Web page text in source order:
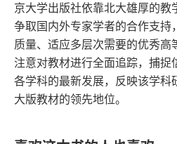
一 由二五异声到二四异声：
一个重要环节
二 汉代五言诗单句韵律结构
三 谢灵运诗句式分布情况及
四 永明三大诗人对单句韵律结
京大学出版社依靠北大雄厚的教
争取国内外专家学者的合作支持
质量、适应多层次需要的优秀高
注意对教材进行全面追踪，捕捉
各学科的最新发展，反映该学科
大版教材的领先地位。